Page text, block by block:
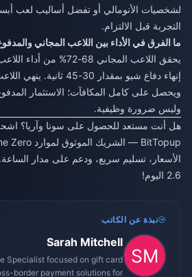
لشخصيات الأنومالي أو تفضل أساليب لعب
التجربة قبل الالتزام.
ما الفرق في الأداء بين اللاعب المجاني
يحقق اللاعب المجاني 68-
إنهاء دفاع شيو بمقدار 30-
ويحصل على كامل المكافآت؛ الاستثمار
وليس ضرورة وظيفية.
هل أنت مستعد للحصول على سونا وآريا؟
الأسعار، تسليم سريع، ودعم على مدار
2.6 اليوم!
نبذة عن الكاتب
Sarah Mitchell
Specialist focused on gift card
border payment solutions for